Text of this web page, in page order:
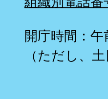
開庁時間：
（ただし、